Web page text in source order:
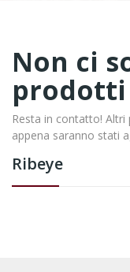
Ribeye
Non ci
Resta in contatto!
appena saranno stati